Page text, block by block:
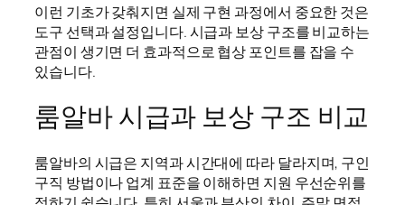
이런 기초가 갖춰지면 실제 구현 과정에서 중요한 것은
도구 선택과 설정입니다. 시급과 보상 구조를 비교하는
관점이 생기면 더 효과적으로 협상 포인트를 잡을 수
있습니다.
룸알바 시급과 보상 구조 비교
룸알바의 시급은 지역과 시간대에 따라 달라지며, 구인
구직 방법이나 업계 표준을 이해하면 지원 우선순위를